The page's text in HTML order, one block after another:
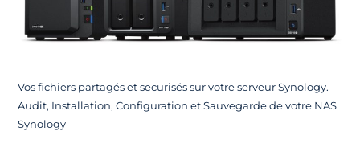
Vos fichiers partagés et securisés sur votre serveur Synology.
Audit, Installation, Configuration et Sauvegarde de votre NAS
Synology